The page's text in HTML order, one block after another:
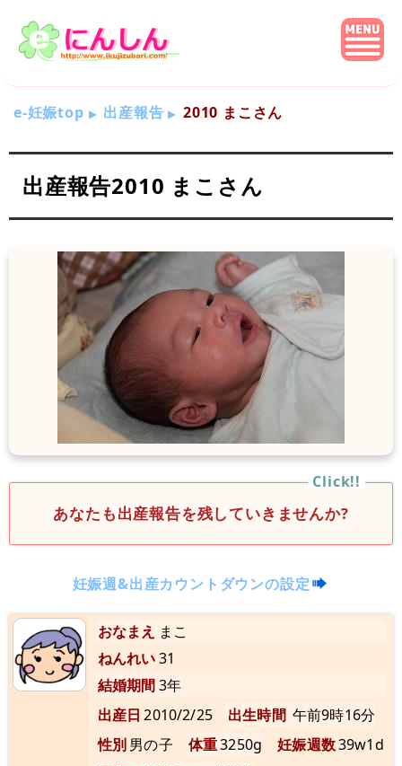
e-妊娠top 出産報告 2010 まこさん
出産報告2010 まこさん
あなたも出産報告を残していきませんか?
妊娠週&出産カウントダウンの設定
おなまえ まこ
ねんれい31
結婚期間3年
出産日 2010/2/25 出生時間 午前9時16分
性別男の子 体重3250g 妊娠週数39w1d